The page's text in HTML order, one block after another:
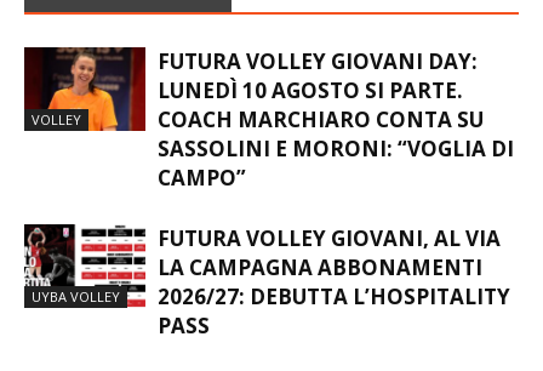
VOLLEY
FUTURA VOLLEY GIOVANI DAY:
LUNEDÌ 10 AGOSTO SI PARTE.
COACH MARCHIARO CONTA SU
SASSOLINI E MORONI: “VOGLIA DI
CAMPO”
UYBA VOLLEY
FUTURA VOLLEY GIOVANI, AL VIA
LA CAMPAGNA ABBONAMENTI
2026/27: DEBUTTA L’HOSPITALITY
PASS